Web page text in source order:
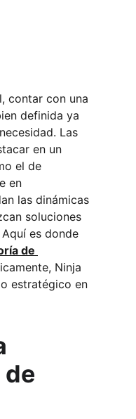
contar con una
definida ya
Las
en un
el de
en
las dinámicas
soluciones
es donde
de
Ninja
estratégico en